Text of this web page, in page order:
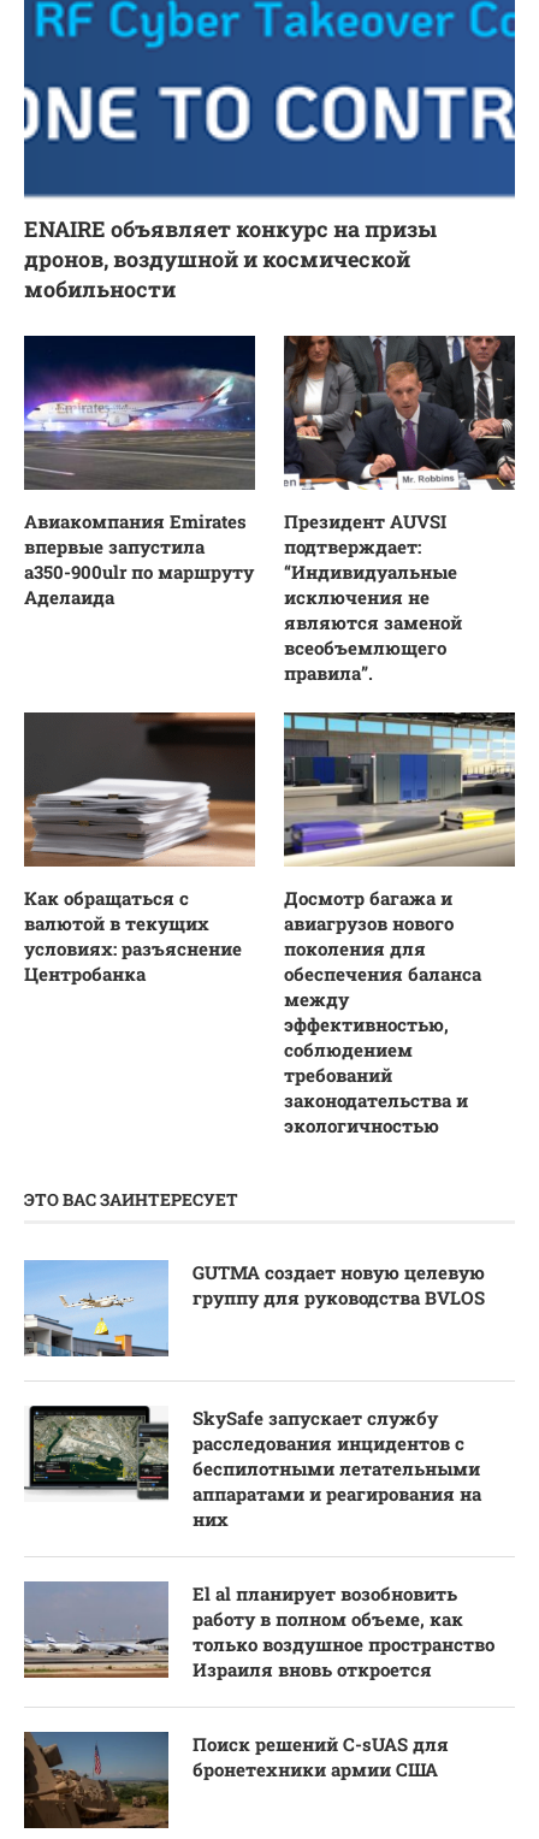
ENAIRE объявляет конкурс на призы
дронов, воздушной и космической
мобильности
Авиакомпания Emirates
впервые запустила
a350-900ulr по маршруту
Аделаида
Президент AUVSI
подтверждает:
“Индивидуальные
исключения не
являются заменой
всеобъемлющего
правила”.
Как обращаться с
валютой в текущих
условиях: разъяснение
Центробанка
Досмотр багажа и
авиагрузов нового
поколения для
обеспечения баланса
между
эффективностью,
соблюдением
требований
законодательства и
экологичностью
ЭТО ВАС ЗАИНТЕРЕСУЕТ
GUTMA создает новую целевую
группу для руководства BVLOS
SkySafe запускает службу
расследования инцидентов с
беспилотными летательными
аппаратами и реагирования на
них
El al планирует возобновить
работу в полном объеме, как
только воздушное пространство
Израиля вновь откроется
Поиск решений C-sUAS для
бронетехники армии США